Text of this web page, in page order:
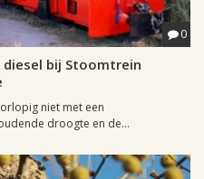
0
bij Stoomtrein
niet met een
droogte en de...